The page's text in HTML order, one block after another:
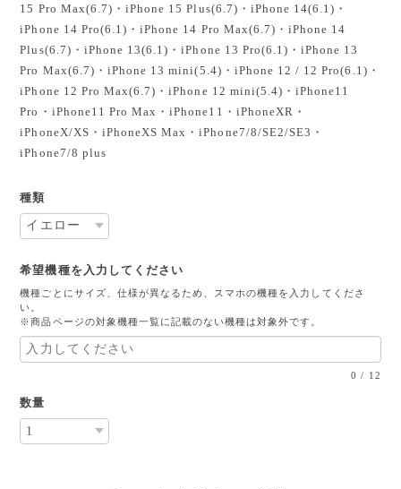
15 Pro Max(6.7)・iPhone 15 Plus(6.7)・iPhone 14(6.1)・
iPhone 14 Pro(6.1)・iPhone 14 Pro Max(6.7)・iPhone 14
Plus(6.7)・iPhone 13(6.1)・iPhone 13 Pro(6.1)・iPhone 13
Pro Max(6.7)・iPhone 13 mini(5.4)・iPhone 12 / 12 Pro(6.1)・
iPhone 12 Pro Max(6.7)・iPhone 12 mini(5.4)・iPhone11
Pro・iPhone11 Pro Max・iPhone11・iPhoneXR・
iPhoneX/XS・iPhoneXS Max・iPhone7/8/SE2/SE3・
iPhone7/8 plus
種類
希望機種を入力してください
機種ごとにサイズ、仕様が異なるため、スマホの機種を入力してくださ
い。
※商品ページの対象機種一覧に記載のない機種は対象外です。
0 / 12
数量